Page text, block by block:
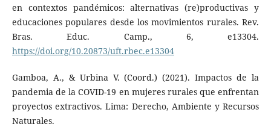
en contextos pandémicos: alternativas (re)productivas y
educaciones populares desde los movimientos rurales. Rev.
Bras. Educ. Camp., 6, e13304.
https://doi.org/10.20873/uft.rbec.e13304
Gamboa, A., & Urbina V. (Coord.) (2021). Impactos de la
pandemia de la COVID-19 en mujeres rurales que enfrentan
proyectos extractivos. Lima: Derecho, Ambiente y Recursos
Naturales.